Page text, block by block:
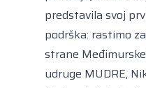
predstavila svoj
podrška: rastimo
strane
udruge MUDRE,